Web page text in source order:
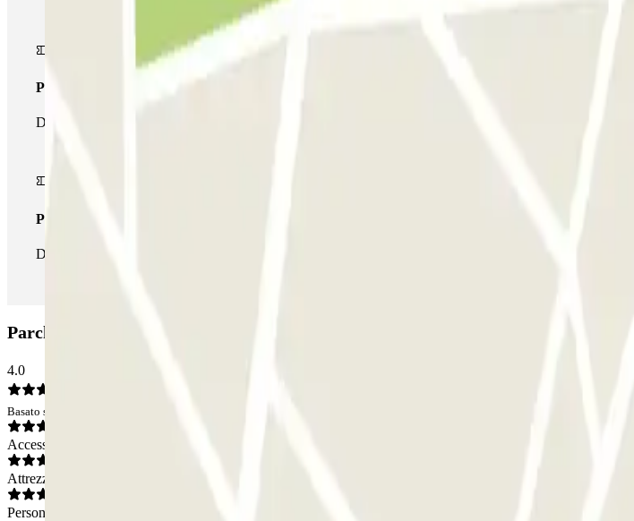
Pass multiparking
Durante il tuo soggiorno potrai usufruire dell'intera rete di parcheggi disponibili su Parclick.
Pass illlimitato
Durante il tuo soggiorno potrai entrare e uscire dal parcheggio tutte le volte che vorrai.
Parcheggio San Clemente: Opinioni
4.0
Basato su 52 opinioni
Accesso
Attrezzatura
Personale